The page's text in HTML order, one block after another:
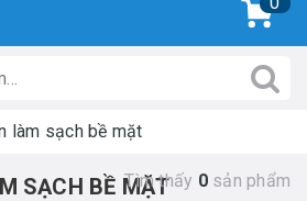
làm sạch bề mặt
SẠCH BỀ MẶT
Tìm thấy 0sản phẩm